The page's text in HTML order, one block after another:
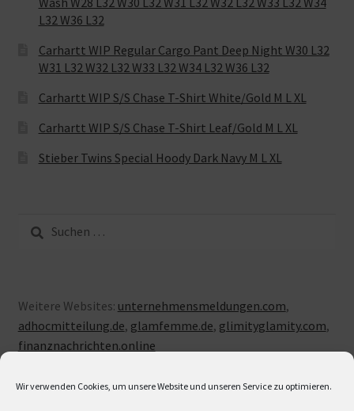
Wir verwenden Cookies, um unsere Website und unseren Service zu optimieren.
L32 W36 L32
Carhartt WIP Regular Cargo Pant Deep Night W30 L32
W31 L32 W32 L32 W33 L32 W34 L32 W36 L32
Carhartt WIP S/S Chase T-Shirt White/Gold M L XL
Carhartt WIP S/S Chase T-Shirt Leaf/Gold M L XL
Stieber Twins Special Hoody Dark Navy M L XL
nach:
Weitere Websites: unternehmensmeldungen.com,
adhocmitteilung.de, glamfemme.de, glimityglamity.com,
finanznachrichten.online